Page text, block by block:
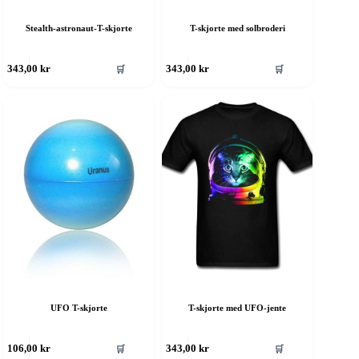
Stealth-astronaut-T-skjorte
343,00kr 🛒
T-skjorte med solbroderi
343,00kr 🛒
produktet
varianter.
Alternativene
kan
velges
produktsiden
UFO T-skjorte
106,00kr 🛒
T-skjorte med UFO-jente
343,00kr 🛒
produktet